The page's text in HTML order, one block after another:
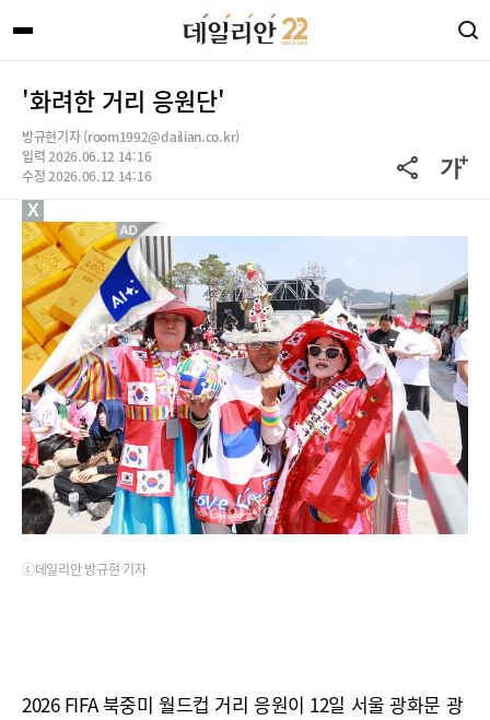
'화려한 거리 응원단'
방규현기자 (room1992@dailian.co.kr)
입력 2026.06.12 14:16
수정 2026.06.12 14:16
ⓒ데일리안 방규현 기자
2026 FIFA 북중미 월드컵 거리 응원이 12일 서울 광화문 광
X